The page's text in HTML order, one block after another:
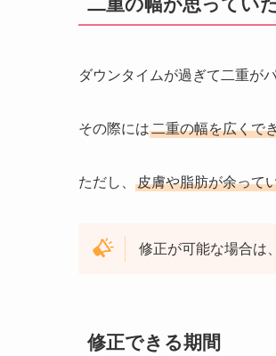
ダウンタイムが過ぎて二重が
その際には二重の幅を広くで
ただし、 皮膚や脂肪が余って
修正が可能な場合は
修正できる期間